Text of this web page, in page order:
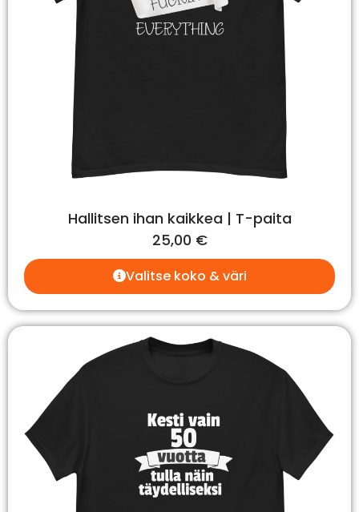
Hallitsen ihan kaikkea | T-paita
25,00 €
Valitse koko & väri